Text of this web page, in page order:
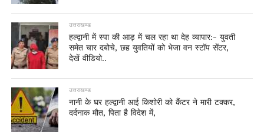
उत्तराखण्ड
हल्द्वानी में स्पा की आड़ में चल रहा था देह व्यापार:- युवती
समेत चार दबोचे, छह युवतियों को भेजा वन स्टॉप सेंटर,
देखें वीडियो..
उत्तराखण्ड
नानी के घर हल्द्वानी आई किशोरी को कैंटर ने मारी टक्कर,
दर्दनाक मौत, पिता है विदेश में,